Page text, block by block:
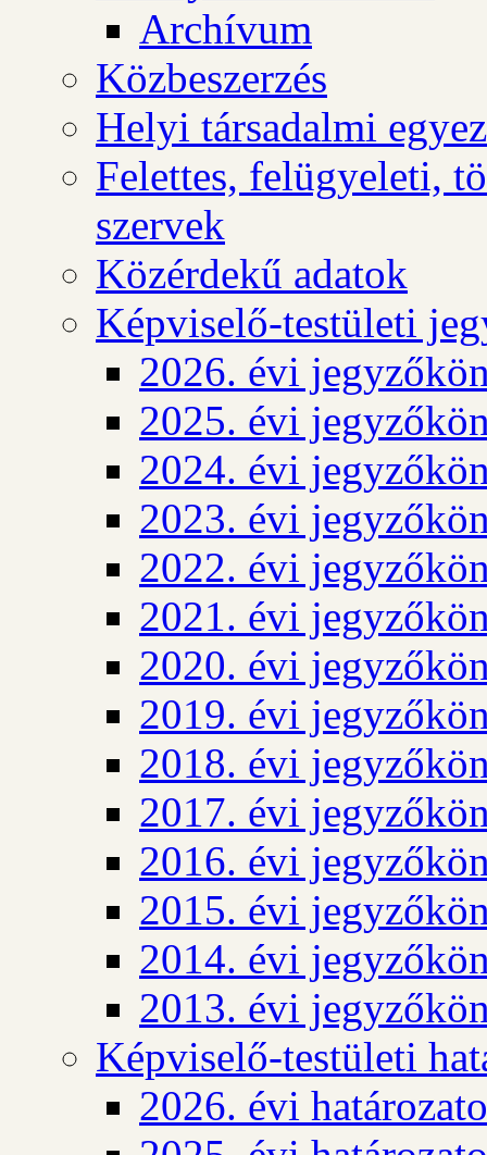
Archívum
Közbeszerzés
Helyi társadalmi
Felettes, felügyeleti,
szervek
Közérdekű adatok
Képviselő-testületi
2026. évi
2025. évi
2024. évi
2023. évi
2022. évi
2021. évi
2020. évi
2019. évi
2018. évi
2017. évi
2016. évi
2015. évi
2014. évi
2013. évi
Képviselő-testületi
2026. évi